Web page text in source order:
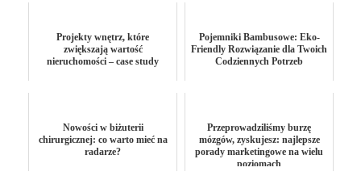
Projekty wnętrz, które
zwiększają wartość
nieruchomości – case study
Pojemniki Bambusowe: Eko-
Friendly Rozwiązanie dla Twoich
Codziennych Potrzeb
Nowości w biżuterii
chirurgicznej: co warto mieć na
radarze?
Przeprowadziliśmy burzę
mózgów, zyskujesz: najlepsze
porady marketingowe na wielu
poziomach